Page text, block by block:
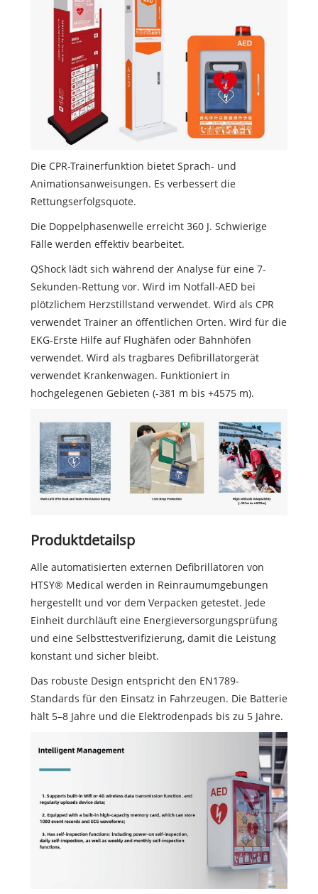
Die CPR-Trainerfunktion bietet Sprach- und
Animationsanweisungen. Es verbessert die
Rettungserfolgsquote.
Die Doppelphasenwelle erreicht 360 J. Schwierige
Fälle werden effektiv bearbeitet.
QShock lädt sich während der Analyse für eine 7-
Sekunden-Rettung vor. Wird im Notfall-AED bei
plötzlichem Herzstillstand verwendet. Wird als CPR
verwendet Trainer an öffentlichen Orten. Wird für die
EKG-Erste Hilfe auf Flughäfen oder Bahnhöfen
verwendet. Wird als tragbares Defibrillatorgerät
verwendet Krankenwagen. Funktioniert in
hochgelegenen Gebieten (-381 m bis +4575 m).
Produktdetailsp
Alle automatisierten externen Defibrillatoren von
HTSY® Medical werden in Reinraumumgebungen
hergestellt und vor dem Verpacken getestet. Jede
Einheit durchläuft eine Energieversorgungsprüfung
und eine Selbsttestverifizierung, damit die Leistung
konstant und sicher bleibt.
Das robuste Design entspricht den EN1789-
Standards für den Einsatz in Fahrzeugen. Die Batterie
hält 5–8 Jahre und die Elektrodenpads bis zu 5 Jahre.